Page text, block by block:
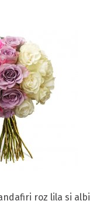
roz lila si albi